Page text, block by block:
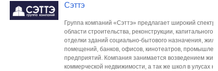
Сэттэ
Группа компаний «Сэттэ» предлагает широкий спектр
области строительства, реконструкции, капитального
отделки зданий социально-бытового назначения,
помещений, банков, офисов, кинотеатров,
предприятий. Компания занимается возведением
коммерческой недвижимости, а так же школ в улусах